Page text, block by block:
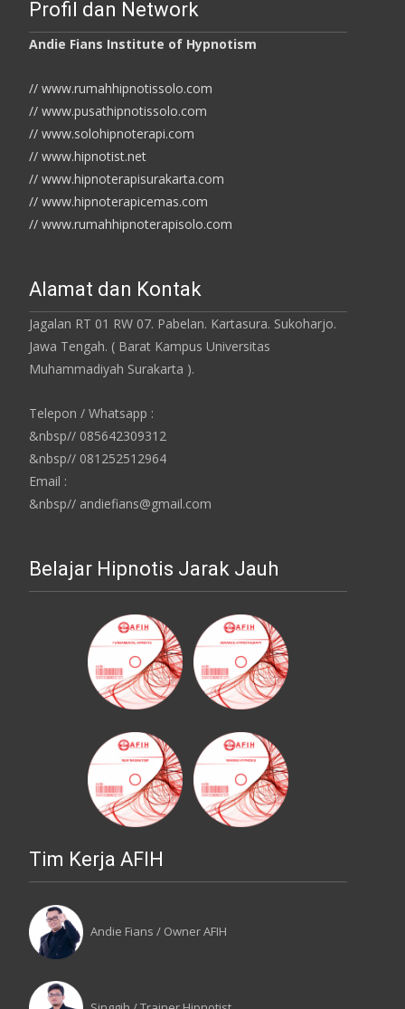
Profil dan Network
Andie Fians Institute of Hypnotism
// www.rumahhipnotissolo.com
// www.pusathipnotissolo.com
// www.solohipnoterapi.com
// www.hipnotist.net
// www.hipnoterapisurakarta.com
// www.hipnoterapicemas.com
// www.rumahhipnoterapisolo.com
Alamat dan Kontak
Jagalan RT 01 RW 07. Pabelan. Kartasura. Sukoharjo.
Jawa Tengah. ( Barat Kampus Universitas
Muhammadiyah Surakarta ).
Telepon / Whatsapp :
&nbsp// 085642309312
&nbsp// 081252512964
Email :
&nbsp// andiefians@gmail.com
Belajar Hipnotis Jarak Jauh
Tim Kerja AFIH
Andie Fians / Owner AFIH